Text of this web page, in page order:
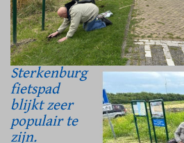
Sterkenburg
fietspad
blijkt zeer
populair te
zijn.